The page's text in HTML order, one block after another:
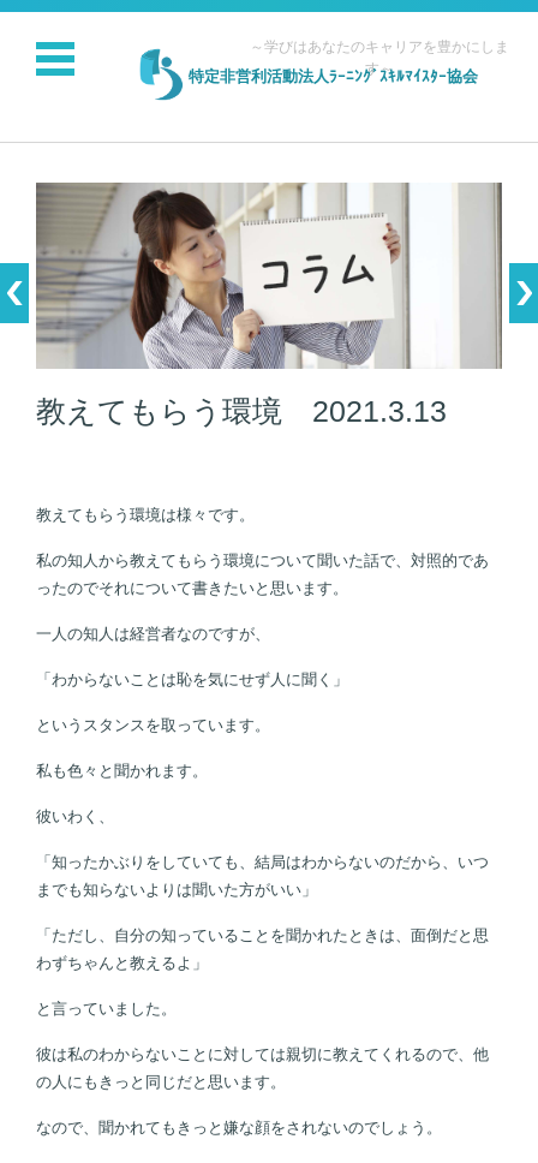
特定非営利活動法人ﾗｰﾆﾝｸﾞｽｷﾙﾏｲｽﾀｰ協会
～学びはあなたのキャリアを豊かにしま
す～
コンテンツに移動
教えてもらう環境 2021.3.13
教えてもらう環境は様々です。
私の知人から教えてもらう環境について聞いた話で、対照的であ
ったのでそれについて書きたいと思います。
一人の知人は経営者なのですが、
「わからないことは恥を気にせず人に聞く」
というスタンスを取っています。
私も色々と聞かれます。
彼いわく、
「知ったかぶりをしていても、結局はわからないのだから、いつ
までも知らないよりは聞いた方がいい」
「ただし、自分の知っていることを聞かれたときは、面倒だと思
わずちゃんと教えるよ」
と言っていました。
彼は私のわからないことに対しては親切に教えてくれるので、他
の人にもきっと同じだと思います。
なので、聞かれてもきっと嫌な顔をされないのでしょう。